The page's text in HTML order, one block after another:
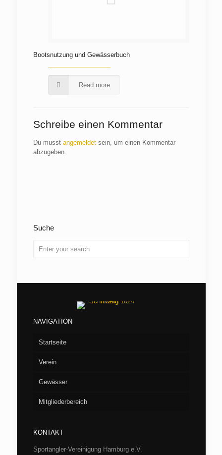
Bootsnutzung und Gewässerbuch
Read more
Schreibe einen Kommentar
Du musst angemeldetsein, um einen Kommentar
abzugeben.
Suche
NAVIGATION
Startseite
Verein
Vorstand
Aufnahme
Gewässer
Seen
Mitgliederbereich
KONTAKT
Sportangler-Vereinigung Hamburg e.V.